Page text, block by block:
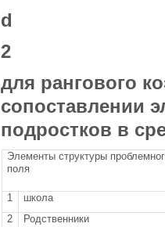
d
2
для рангового
сопоставлении
подростков в
Элементы структуры
поля
1
школа
2
Родственники